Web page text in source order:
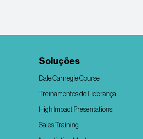
Soluções
Dale Carnegie Course
Treinamentos de Liderança
High Impact Presentations
Sales Training